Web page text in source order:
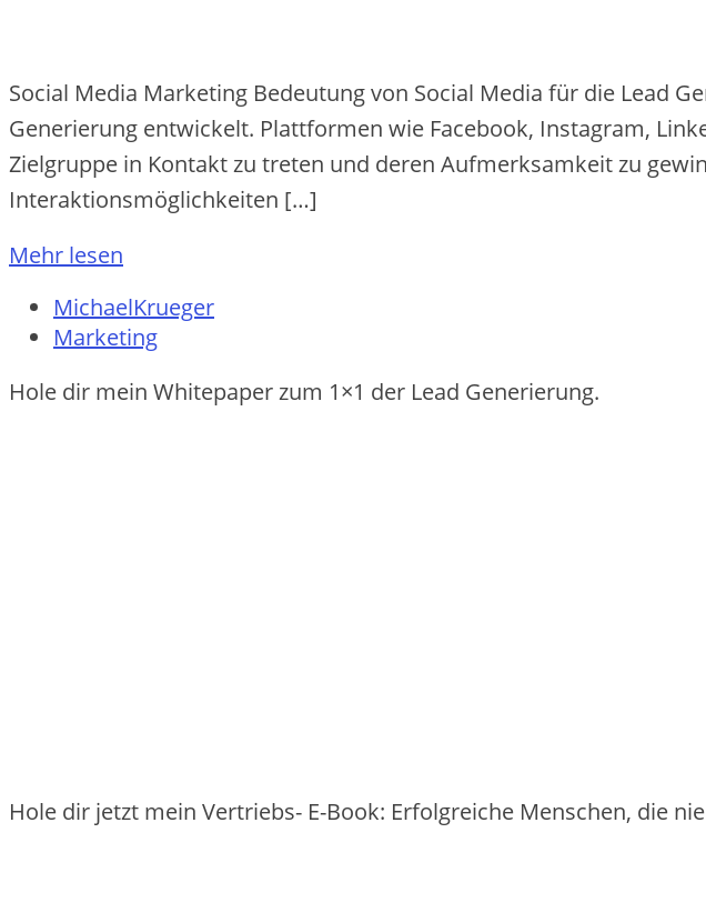
Social Media Marketing Bedeutung von Social Media für die Lead
Ge‬ne‬rie‬rung e‬ntwicke‬lt. Plattforme‬n wie‬ Face‬book, Instagram,
Zie‬lgruppe‬ in Kontakt zu tre‬te‬n und de‬re‬n Aufme‬rksamke‬it zu
Inte‬raktionsmöglichke‬ite‬n […]
Mehr lesen
MichaelKrueger
Marketing
Hole dir mein Whitepaper zum 1×1 der Lead Generierung.
Hole dir jetzt mein Vertriebs- E-Book: Erfolgreiche Menschen, die